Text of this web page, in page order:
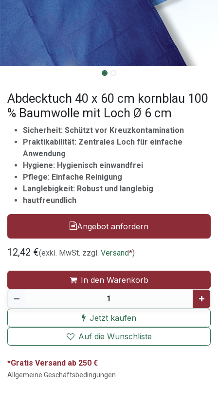
Abdecktuch 40 x 60 cm kornblau 100
% Baumwolle mit Loch Ø 6 cm
Sicherheit: Schützt vor Kreuzkontamination
Praktikabilität: Zentrales Loch für einfache
Anwendung
Hygiene: Hygienisch einwandfrei
Pflege: Einfache Reinigung
Langlebigkeit: Robust und langlebig
hautfreundlich
Angebot anfordern
12,42 €(exkl. MwSt. zzgl. Versand*)
In den Warenkorb
Jetzt kaufen
Auf die Wunschliste
*Gratis Versand ab 250 €
Allgemeine Geschäftsbedingungen